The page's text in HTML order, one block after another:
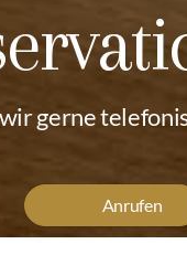
gerne
Anrufen